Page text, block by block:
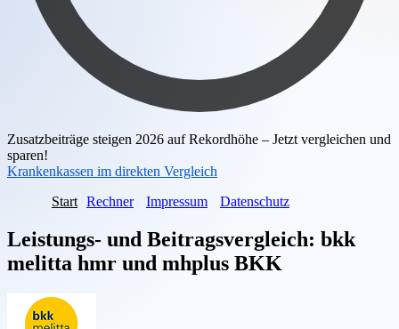
Zusatzbeiträge steigen 2026 auf Rekordhöhe – Jetzt vergleichen und
sparen!
Krankenkassen im direkten Vergleich
Start Rechner Impressum Datenschutz
Leistungs- und Beitragsvergleich: bkk
melitta hmr und mhplus BKK